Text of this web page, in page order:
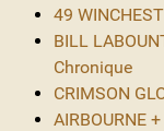
49
BILL
Chronique
CRIMSON
AIRBOURNE